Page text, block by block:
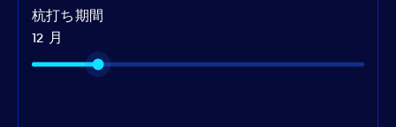
杭打ち期間
12 月